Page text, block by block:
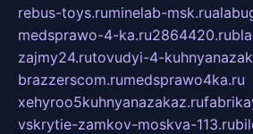
rebus-toys.ruminelab-msk.ru
medsprawo-4-ka.ru2864420.ru
zajmy24.rutovudyi-4-
brazzerscom.rumedsprawo4ka.ru
xehyroo5kuhnyanazakaz.ru
vskrytie-zamkov-moskva-113.ru